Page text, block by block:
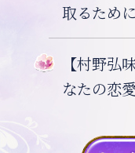
取るため
【村野弘
なたの恋